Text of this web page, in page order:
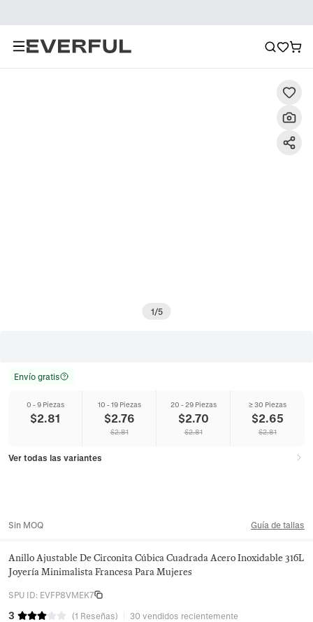
1/5
Envío gratis
0 - 9 Piezas
$2.81
10 - 19 Piezas
$2.76
$2.81
20 - 29 Piezas
$2.70
$2.81
≥ 30 Piezas
$2.65
$2.81
Ver todas las variantes
Sin MOQ Guía de tallas
Anillo Ajustable De Circonita Cúbica Cuadrada Acero Inoxidable 316L
Joyería Minimalista Francesa Para Mujeres
SPU ID: EVFP8VMEK7
3 (1 Reseñas) 30 vendidos recientemente